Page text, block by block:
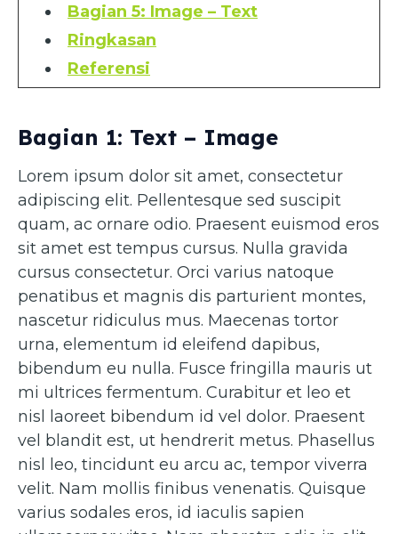
Bagian 5: Image – Text
Ringkasan
Referensi
Bagian 1: Text – Image
Lorem ipsum dolor sit amet, consectetur
adipiscing elit. Pellentesque sed suscipit
quam, ac ornare odio. Praesent euismod eros
sit amet est tempus cursus. Nulla gravida
cursus consectetur. Orci varius natoque
penatibus et magnis dis parturient montes,
nascetur ridiculus mus. Maecenas tortor
urna, elementum id eleifend dapibus,
bibendum eu nulla. Fusce fringilla mauris ut
mi ultrices fermentum. Curabitur et leo et
nisl laoreet bibendum id vel dolor. Praesent
vel blandit est, ut hendrerit metus. Phasellus
nisl leo, tincidunt eu arcu ac, tempor viverra
velit. Nam mollis finibus venenatis. Quisque
varius sodales eros, id iaculis sapien